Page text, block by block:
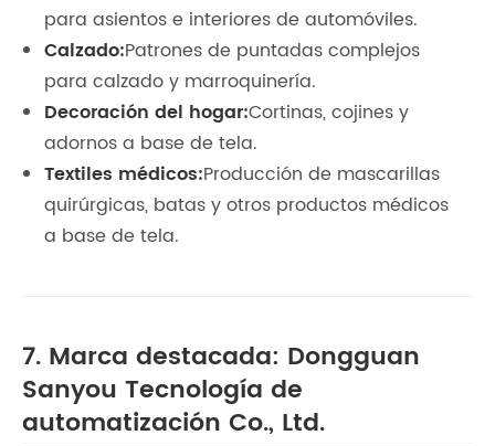
para asientos e interiores de automóviles.
Calzado:Patrones de puntadas complejos
para calzado y marroquinería.
Decoración del hogar:Cortinas, cojines y
adornos a base de tela.
Textiles médicos:Producción de mascarillas
quirúrgicas, batas y otros productos médicos
a base de tela.
7. Marca destacada: Dongguan
Sanyou Tecnología de
automatización Co., Ltd.